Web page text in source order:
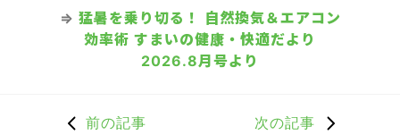
⇒ 猛暑を乗り切る！ 自然換気＆エアコン
効率術 すまいの健康・快適だより
2026.8月号より
前の記事 次の記事